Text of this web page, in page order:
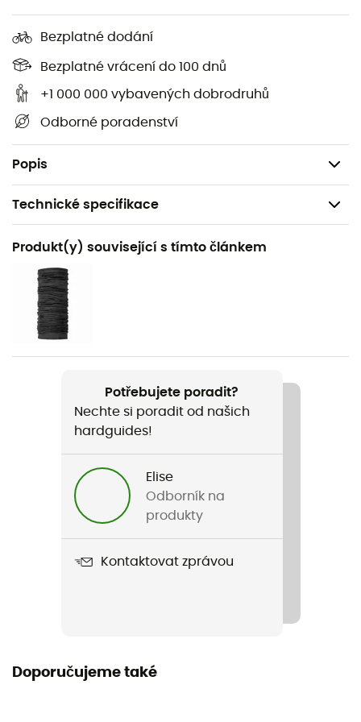
Bezplatné dodání
Bezplatné vrácení do 100 dnů
+1 000 000 vybavených dobrodruhů
Odborné poradenství
Popis
Vnitřní návlek s nastavením na suchý zip ve spodní
části nohavice s háčkem pro pevné přichycení k
botě.
Spodní část nohavic z pružné tkaniny Dyneema
ripstop.
Technické specifikace
Doporučené pro
Pěší turistika / Skialpinismus / Horolezectví
Pohlaví
Pánské
Hmotnost
Název produktu
K-Performance H-Loft
Použité technologie
1 kieszeń na piersi / 2 boční kapsy se zipem
Produkt(y) související s tímto článkem
Potřebujete poradit?
Nechte si poradit od našich
hardguides!
Elise
Odborník na
produkty
Kontaktovat zprávou
Doporučujeme také